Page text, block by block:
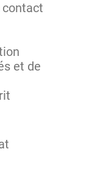
contact
et de